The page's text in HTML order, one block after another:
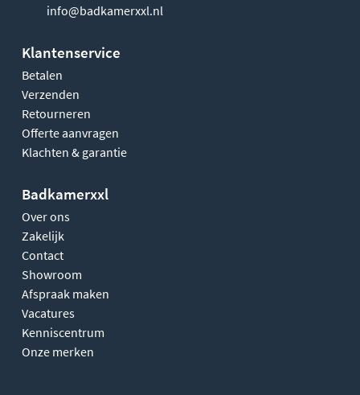
info@badkamerxxl.nl
Klantenservice
Betalen
Verzenden
Retourneren
Offerte aanvragen
Klachten & garantie
Badkamerxxl
Over ons
Zakelijk
Contact
Showroom
Afspraak maken
Vacatures
Kenniscentrum
Onze merken